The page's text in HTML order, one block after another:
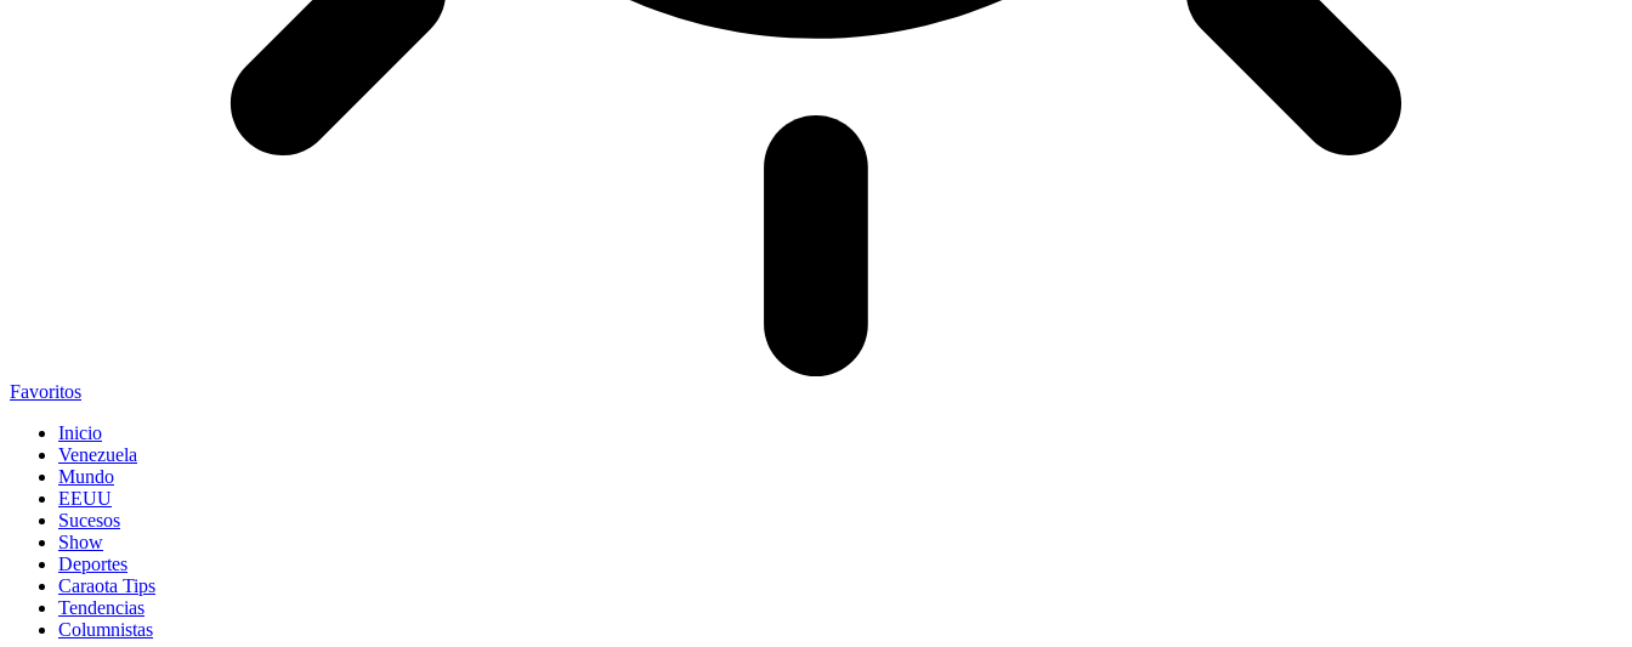
Favoritos
Inicio
Venezuela
Mundo
EEUU
Sucesos
Show
Deportes
Caraota Tips
Tendencias
Columnistas